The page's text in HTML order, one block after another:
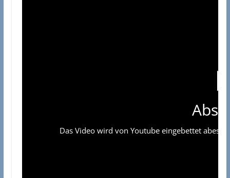
Das Video wird von Youtube eingebettet